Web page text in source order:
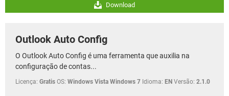
Download
Outlook Auto Config
O Outlook Auto Config é uma ferramenta que auxilia na
configuração de contas...
Licença: Gratis OS: Windows Vista Windows 7 Idioma: EN Versão: 2.1.0